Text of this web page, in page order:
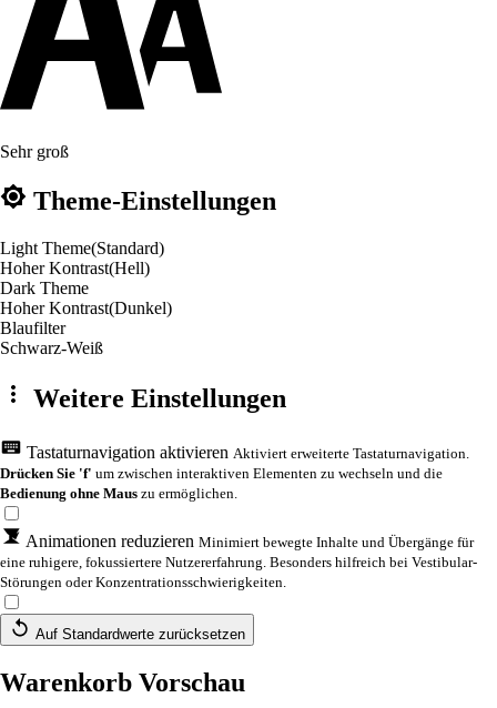
Sehr groß
Theme-Einstellungen
Light Theme(Standard)
Hoher Kontrast(Hell)
Dark Theme
Hoher Kontrast(Dunkel)
Blaufilter
Schwarz-Weiß
Weitere Einstellungen
Tastaturnavigation aktivieren Aktiviert erweiterte Tastaturnavigation.
Drücken Sie 'f' um zwischen interaktiven Elementen zu wechseln und die
Bedienung ohne Maus zu ermöglichen.
Animationen reduzieren Minimiert bewegte Inhalte und Übergänge für
eine ruhigere, fokussiertere Nutzererfahrung. Besonders hilfreich bei Vestibular-
Störungen oder Konzentrationsschwierigkeiten.
Auf Standardwerte zurücksetzen
Warenkorb Vorschau